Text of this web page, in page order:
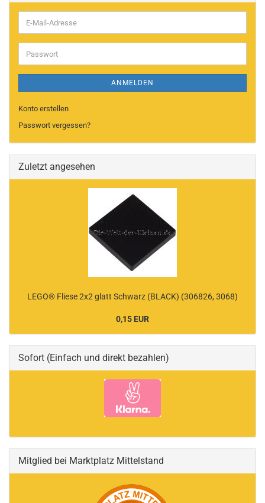
E-
Mail-
Adresse
Passwort
ANMELDEN
Konto erstellen
Passwort vergessen?
Zuletzt angesehen
LEGO® Fliese 2x2 glatt Schwarz (BLACK) (306826, 3068)
0,15 EUR
Sofort (Einfach und direkt bezahlen)
Mitglied bei Marktplatz Mittelstand